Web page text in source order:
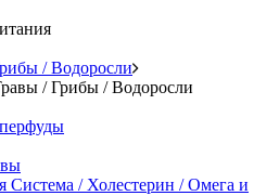
/ Водоросли
/ Грибы / Водоросли
Система / Холестерин / Омега и